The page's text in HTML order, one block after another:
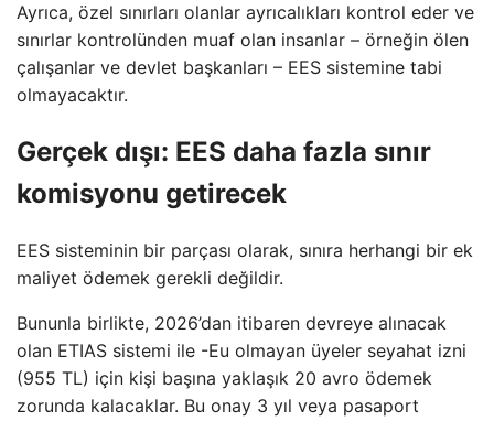
Ayrıca, özel sınırları olanlar ayrıcalıkları kontrol eder ve
sınırlar kontrolünden muaf olan insanlar – örneğin ölen
çalışanlar ve devlet başkanları – EES sistemine tabi
olmayacaktır.
Gerçek dışı: EES daha fazla sınır
komisyonu getirecek
EES sisteminin bir parçası olarak, sınıra herhangi bir ek
maliyet ödemek gerekli değildir.
Bununla birlikte, 2026’dan itibaren devreye alınacak
olan ETIAS sistemi ile -Eu olmayan üyeler seyahat izni
(955 TL) için kişi başına yaklaşık 20 avro ödemek
zorunda kalacaklar. Bu onay 3 yıl veya pasaport